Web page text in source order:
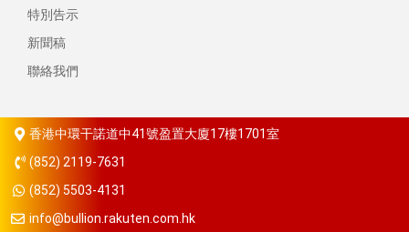
特別告示
新聞稿
聯絡我們
香港中環干諾道中41號盈置大廈17樓1701室
(852) 2119-7631
(852) 5503-4131
info@bullion.rakuten.com.hk